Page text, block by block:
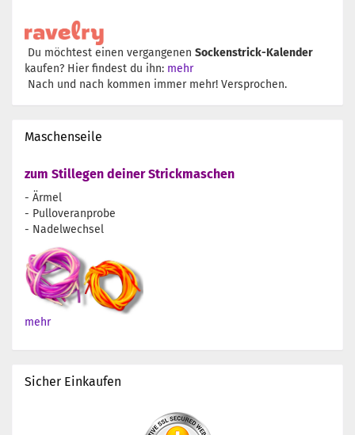
Du möchtest einen vergangenen Sockenstrick-Kalender
kaufen? Hier findest du ihn: mehr
Nach und nach kommen immer mehr! Versprochen.
Maschenseile
zum Stillegen deiner Strickmaschen
- Ärmel
- Pulloveranprobe
- Nadelwechsel
mehr
Sicher Einkaufen